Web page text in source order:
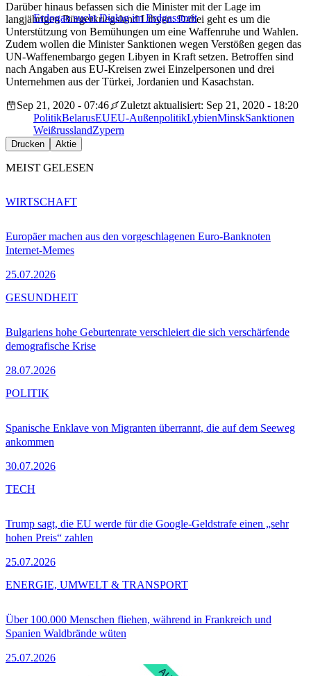
Erdogan sucht Dialog im Erdgasstreit
Darüber hinaus befassen sich die Minister mit der Lage im
langjährigen Bürgerkriegsland Libyen. Dabei geht es um die
Unterstützung von Bemühungen um eine Waffenruhe und Wahlen.
Zudem wollen die Minister Sanktionen wegen Verstößen gegen das
UN-Waffenembargo gegen Libyen in Kraft setzen. Betroffen sind
nach Angaben aus EU-Kreisen zwei Einzelpersonen und drei
Unternehmen aus der Türkei, Jordanien und Kasachstan.
Sep 21, 2020 - 07:46
Zuletzt aktualisiert: Sep 21, 2020 - 18:20
PolitikBelarusEUEU-AußenpolitikLybienMinskSanktionen
WeißrusslandZypern
Drucken Aktie
MEIST GELESEN
Europäer machen aus den vorgeschlagenen Euro-Banknoten
Internet-Memes
25.07.2026
WIRTSCHAFT
Bulgariens hohe Geburtenrate verschleiert die sich verschärfende
demografische Krise
28.07.2026
GESUNDHEIT
Spanische Enklave von Migranten überrannt, die auf dem Seeweg
ankommen
30.07.2026
POLITIK
Trump sagt, die EU werde für die Google-Geldstrafe einen „sehr
hohen Preis“ zahlen
25.07.2026
TECH
Über 100.000 Menschen fliehen, während in Frankreich und
Spanien Waldbrände wüten
25.07.2026
ENERGIE, UMWELT & TRANSPORT